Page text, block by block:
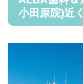
小田原院)近